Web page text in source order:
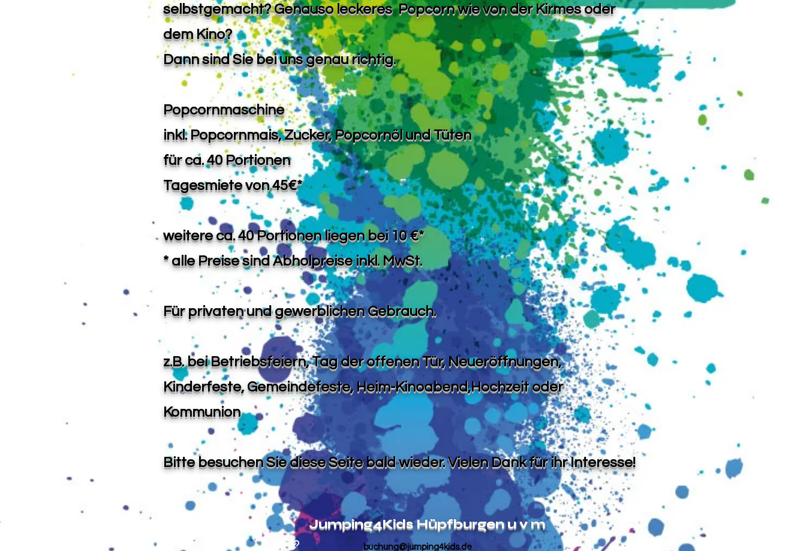
selbstgemacht? Genauso leckeres Popcorn wie von der Kirmes oder
dem Kino?
Dann sind Sie bei uns genau richtig.
Popcornmaschine
inkl. Popcornmais, Zucker, Popcornöl und Tüten
für ca. 40 Portionen
Tagesmiete von 45€*
weitere ca. 40 Portionen liegen bei 10 €*
* alle Preise sind Abholpreise inkl. MwSt.
Für privaten und gewerblichen Gebrauch.
z.B. bei Betriebsfeiern, Tag der offenen Tür, Neueröffnungen,
Kinderfeste, Gemeindefeste, Heim-Kinoabend,Hochzeit oder
Kommunion
Bitte besuchen Sie diese Seite bald wieder. Vielen Dank für ihr Interesse!
Jumping4Kids Hüpfburgen u v m
buchung@jumping4kids.de